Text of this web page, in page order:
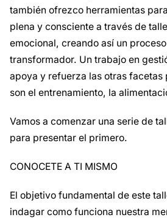
también ofrezco herramientas
plena y consciente a través de
emocional, creando así un
transformador. Un trabajo en
apoya y refuerza las otras facetas
son el entrenamiento, la
Vamos a comenzar una serie de
para presentar el primero.
CONOCETE A TI MISMO
El objetivo fundamental de este
indagar como funciona nuestra